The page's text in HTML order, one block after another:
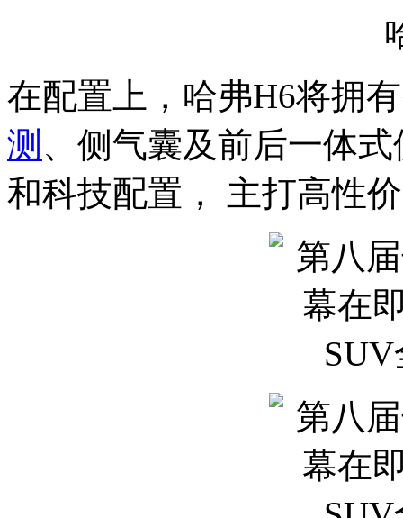
在配置上，哈弗H6将拥
测 、侧气囊及前后一体
和科技配置， 主打高性